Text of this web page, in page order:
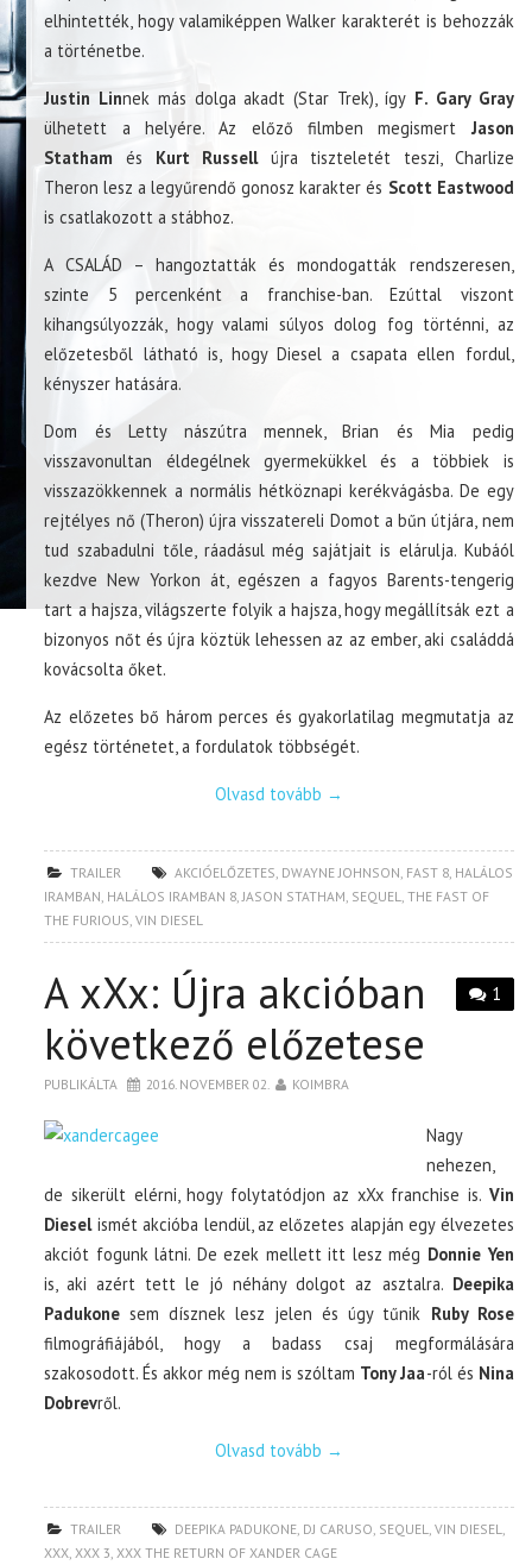
elhintették, hogy valamiképpen Walker karakterét is behozzák
a történetbe.
Justin Linnek más dolga akadt (Star Trek), így F. Gary Gray
ülhetett a helyére. Az előző filmben megismert Jason
Statham és Kurt Russellújra tiszteletét teszi, Charlize
Theron lesz a legyűrendő gonosz karakter és Scott Eastwood
is csatlakozott a stábhoz.
A CSALÁD – hangoztatták és mondogatták rendszeresen,
szinte 5 percenként a franchise-ban. Ezúttal viszont
kihangsúlyozzák, hogy valami súlyos dolog fog történni, az
előzetesből látható is, hogy Diesel a csapata ellen fordul,
kényszer hatására.
Dom és Letty nászútra mennek, Brian és Mia pedig
visszavonultan éldegélnek gyermekükkel és a többiek is
visszazökkennek a normális hétköznapi kerékvágásba. De egy
rejtélyes nő (Theron) újra visszatereli Domot a bűn útjára, nem
tud szabadulni tőle, ráadásul még sajátjait is elárulja. Kubáól
kezdve New Yorkon át, egészen a fagyos Barents-tengerig
tart a hajsza, világszerte folyik a hajsza, hogy megállítsák ezt a
bizonyos nőt és újra köztük lehessen az az ember, aki családdá
kovácsolta őket.
Az előzetes bő három perces és gyakorlatilag megmutatja az
egész történetet, a fordulatok többségét.
Olvasd tovább →
TRAILER AKCIÓELŐZETES, DWAYNE JOHNSON, FAST 8, HALÁLOS
IRAMBAN, HALÁLOS IRAMBAN 8,JASON STATHAM, SEQUEL,THE FAST OF
THE FURIOUS,VIN DIESEL
1
A xXx: Újra akcióban
következő előzetese
PUBLIKÁLTA 2016. NOVEMBER 02. KOIMBRA
Nagy
nehezen,
de sikerült elérni, hogy folytatódjon az xXx franchise is. Vin
Dieselismét akcióba lendül, az előzetes alapján egy élvezetes
akciót fogunk látni. De ezek mellett itt lesz még Donnie Yen
is, aki azért tett le jó néhány dolgot az asztalra. Deepika
Padukone sem dísznek lesz jelen és úgy tűnik Ruby Rose
filmográfiájából, hogy a badass csaj megformálására
szakosodott. És akkor még nem is szóltam Tony Jaa-ról és Nina
Dobrevről.
Olvasd tovább →
TRAILER DEEPIKA PADUKONE, DJ CARUSO, SEQUEL,VIN DIESEL,
XXX,XXX 3,XXX THE RETURN OF XANDER CAGE